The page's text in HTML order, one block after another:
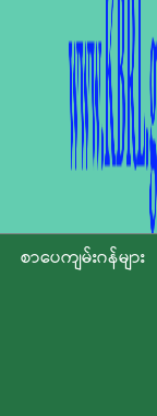
စာပေကျမ်းဂန်များ